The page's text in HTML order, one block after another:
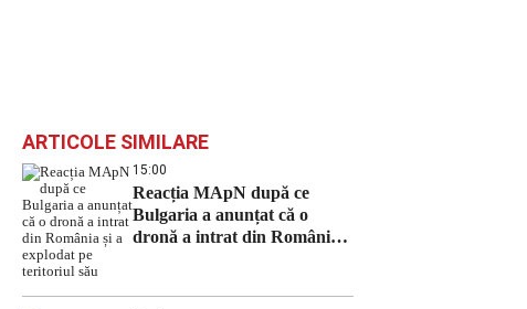
ARTICOLE SIMILARE
15:00
Reacția MApN după ce
Bulgaria a anunțat că o
dronă a intrat din România